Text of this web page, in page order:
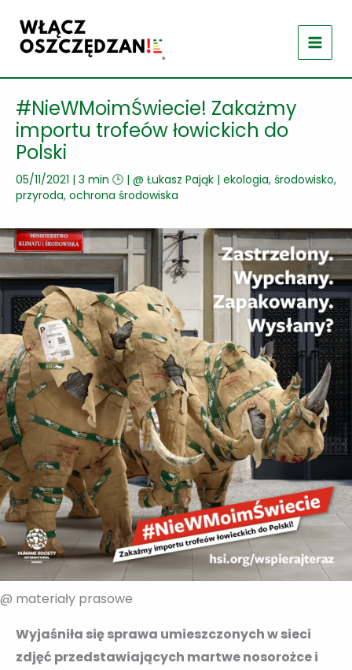
treści
#NieWMoimŚwiecie! Zakażmy
importu trofeów łowickich do
Polski
05/11/2021 | 3 min 🕒 | @ Łukasz Pająk | ekologia, środowisko,
przyroda, ochrona środowiska
@ materiały prasowe
Wyjaśniła się sprawa umieszczonych w sieci
zdjęć przedstawiających martwe nosorożce i